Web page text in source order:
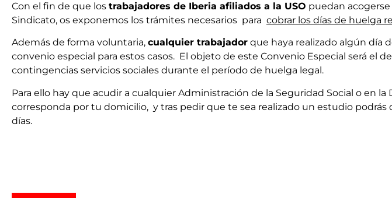
Con el fin de que los trabajadores de Iberia afiliados a la USO puedan
Sindicato, os exponemos los trámites necesarios para cobrar los días de huelga
Además de forma voluntaria, cualquier trabajador que haya realizado algún día
convenio especial para estos casos. El objeto de este Convenio Especial será el
contingencias servicios sociales durante el período de huelga legal.
Para ello hay que acudir a cualquier Administración de la Seguridad Social o en
corresponda por tu domicilio, y tras pedir que te sea realizado un estudio
días.